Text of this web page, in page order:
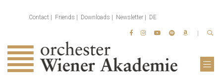
Contact Friends Downloads Newsletter DE